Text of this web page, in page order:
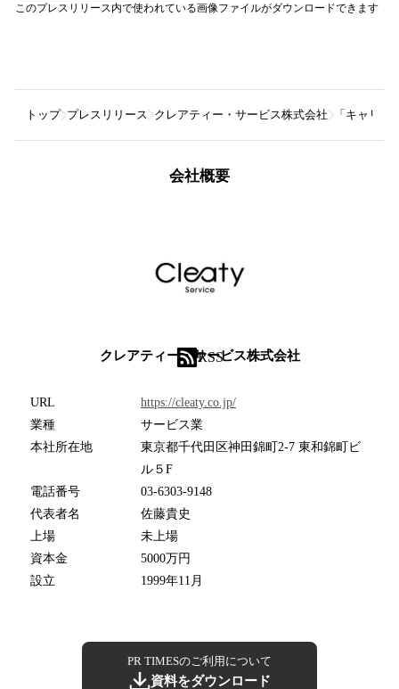
このプレスリリース内で使われている画像ファイルがダウンロードできます
トップ プレスリリース クレアティー・サービス株式会社 「キャリ
会社概要
クレアティー・サービス株式会社
RSS
URL
https://cleaty.co.jp/
業種
サービス業
本社所在地
東京都千代田区神田錦町2-7 東和錦町ビ
ル５F
電話番号
03-6303-9148
代表者名
佐藤貴史
上場
未上場
資本金
5000万円
設立
1999年11月
PR TIMESのご利用について
資料をダウンロード